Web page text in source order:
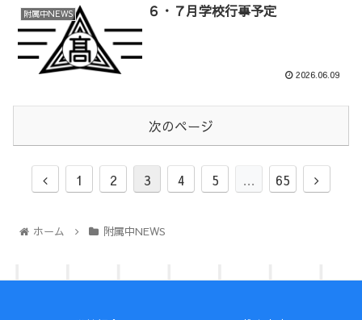
附属中NEWS ６・７月学校行事予定
2026.06.09
次のページ
1 2 3 4 5 … 65
ホーム 附属中NEWS